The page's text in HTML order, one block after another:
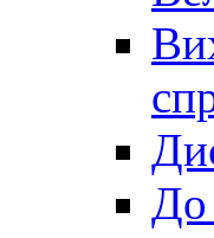
До